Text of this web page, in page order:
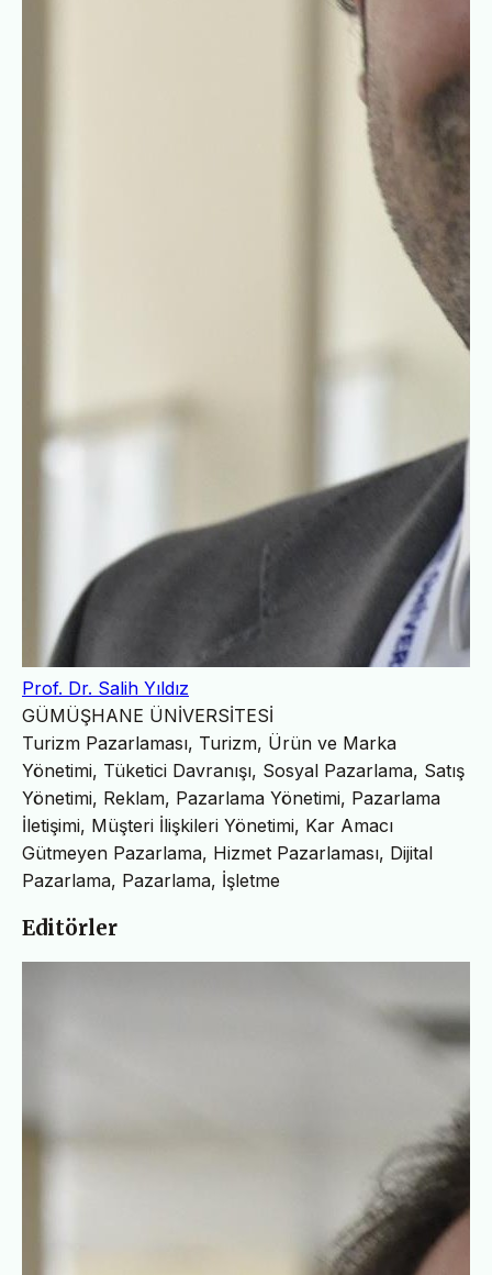
Prof. Dr. Salih Yıldız
GÜMÜŞHANE ÜNİVERSİTESİ
Turizm Pazarlaması, Turizm, Ürün ve Marka
Yönetimi, Tüketici Davranışı, Sosyal Pazarlama, Satış
Yönetimi, Reklam, Pazarlama Yönetimi, Pazarlama
İletişimi, Müşteri İlişkileri Yönetimi, Kar Amacı
Gütmeyen Pazarlama, Hizmet Pazarlaması, Dijital
Pazarlama, Pazarlama, İşletme
Editörler